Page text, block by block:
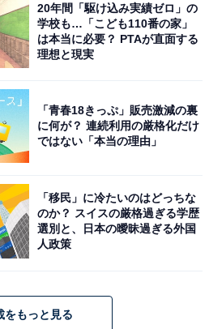
事公開時のものです。あらか
た、記事中の宿泊プランを予約
ルアバウトに還元されること
筆者： All About ニュース お買
筋ランキングまで、毎日のお買いも
得になる情報をお届け。編集部員によ
しか手に入らない情報も満載です。
...続きを読む
人気ホテル】「鳴子温泉 源蔵の湯
テル」は四百年の歴史ある美肌の
20年間「駆け込み実績ゼロ」の
学校も…「こども110番の家」
は本当に必要？ PTAが直面する
理想と現実
「青春18きっぷ」販売激減の裏
に何が？ 連続利用の厳格化だけ
ではない「本当の理由」
「移民」に冷たいのはどっちな
のか？ スイスの厳格過ぎる学歴
選別と、日本の曖昧過ぎる外国
人政策
をもっと見る